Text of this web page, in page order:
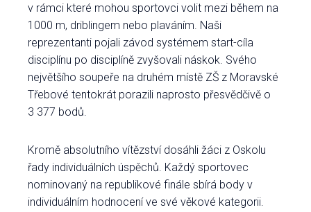
v rámci které mohou sportovci volit mezi během na
1000 m, driblingem nebo plaváním. Naši
reprezentanti pojali závod systémem start-cíla
disciplínu po disciplíně zvyšovali náskok. Svého
největšího soupeře na druhém místě ZŠ z Moravské
Třebové tentokrát porazili naprosto přesvědčivě o
3 377 bodů.
Kromě absolutního vítězství dosáhli žáci z Oskolu
řady individuálních úspěchů. Každý sportovec
nominovaný na republikové finále sbírá body v
individuálním hodnocení ve své věkové kategorii.